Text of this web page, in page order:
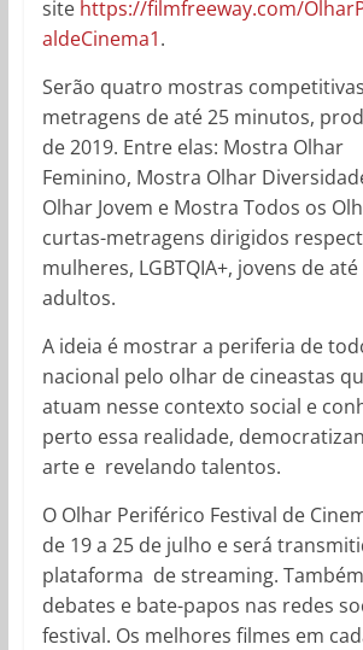
site https://filmfreeway.com/
aldeCinema1.
Serão quatro mostras
metragens de até 25 minutos,
de 2019. Entre elas: Mostra Olhar
Feminino, Mostra Olhar
Olhar Jovem e Mostra Todos os
curtas-metragens dirigidos
mulheres, LGBTQIA+, jovens de
adultos.
A ideia é mostrar a periferia de
nacional pelo olhar de cineastas
atuam nesse contexto social e
perto essa realidade,
arte e revelando talentos.
O Olhar Periférico Festival de
de 19 a 25 de julho e será
plataforma de streaming.
debates e bate-papos nas redes
festival. Os melhores filmes em